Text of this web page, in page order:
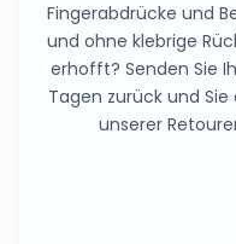
Fingerabdrücke und
und ohne klebrige
erhofft? Senden Sie
Tagen zurück und
unserer